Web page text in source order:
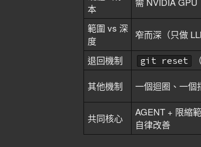
本
範圍 vs 深
度
窄而深（只做
退回機制 git reset
其他機制 一個迴圈、一個
共同核心
AGENT + 限縮
自律改善